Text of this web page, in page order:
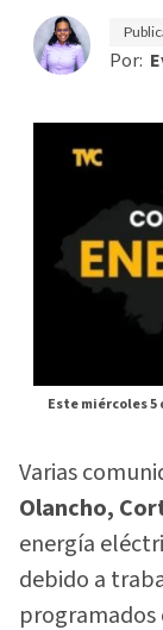
Por:
Este miércoles
Varias
Olancho,
energía
debido a
programados